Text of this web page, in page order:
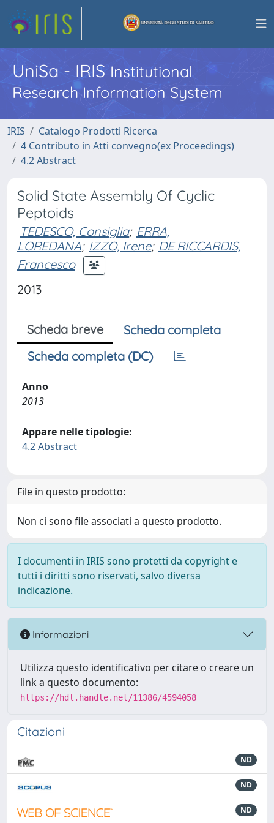
UniSa - IRISInstitutional
Research Information System
IRIS
Catalogo Prodotti Ricerca
4 Contributo in Atti convegno(ex Proceedings)
4.2 Abstract
Solid State Assembly Of Cyclic
Peptoids
TEDESCO, Consiglia; ERRA,
LOREDANA; IZZO, Irene; DE RICCARDIS,
Francesco
2013
Scheda breve
Scheda completa
Scheda completa (DC)
Anno
2013
Appare nelle tipologie:
4.2 Abstract
File in questo prodotto:
Non ci sono file associati a questo prodotto.
I documenti in IRIS sono protetti da copyright e
tutti i diritti sono riservati, salvo diversa
indicazione.
Informazioni
Utilizza questo identificativo per citare o creare un
link a questo documento:
https://hdl.handle.net/11386/4594058
Citazioni
ND
ND
ND